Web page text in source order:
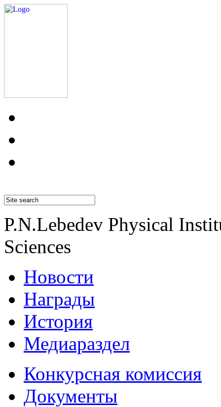
P.N.Lebedev Physical
Sciences
Новости
Награды
История
Медиараздел
Конкурсная комиссия
Документы